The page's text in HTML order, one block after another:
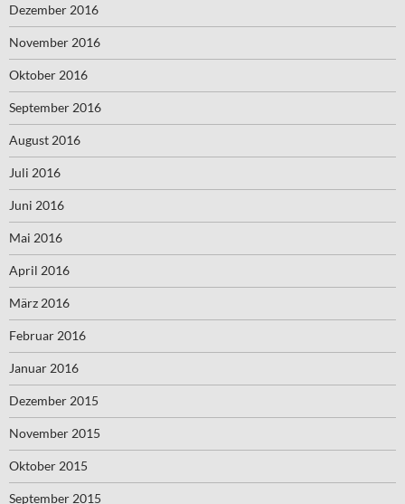
Dezember 2016
November 2016
Oktober 2016
September 2016
August 2016
Juli 2016
Juni 2016
Mai 2016
April 2016
März 2016
Februar 2016
Januar 2016
Dezember 2015
November 2015
Oktober 2015
September 2015